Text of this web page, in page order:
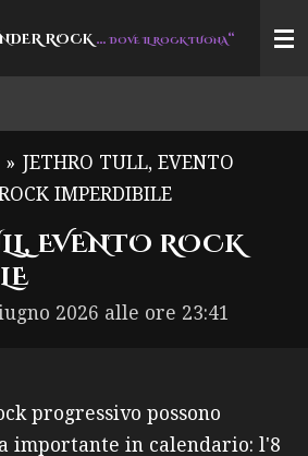
ROCK… DOVE IL ROCK TUONA“
» JETHRO TULL, EVENTO
IMPERDIBILE
EVENTO ROCK
2026 alle ore 23:41
progressivo possono
importante in calendario: l'8